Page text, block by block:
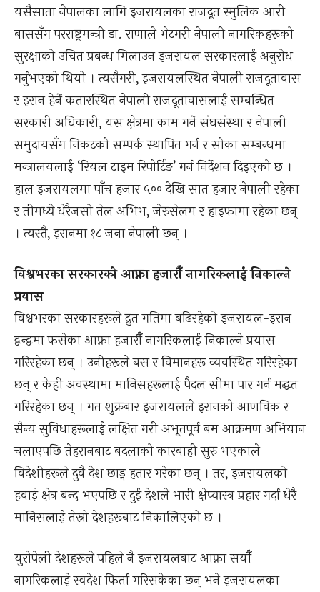
यसैसाता नेपालका लागि इजरायलका राजदूत स्मुलिक आरी
बाससँग परराष्ट्रमन्त्री डा. राणाले भेटगरी नेपाली नागरिकहरूको
सुरक्षाको उचित प्रबन्ध मिलाउन इजरायल सरकारलाई अनुरोध
गर्नुभएको थियो । त्यसैगरी, इजरायलस्थित नेपाली राजदूतावास
र इरान हेर्ने कतारस्थित नेपाली राजदूतावासलाई सम्बन्धित
सरकारी अधिकारी, यस क्षेत्रमा काम गर्ने संघसंस्था र नेपाली
समुदायसँग निकटको सम्पर्क स्थापित गर्न र सोका सम्बन्धमा
मन्त्रालयलाई ‘रियल टाइम रिपोर्टिङ’ गर्न निर्देशन दिइएको छ ।
हाल इजरायलमा पाँच हजार ५०० देखि सात हजार नेपाली रहेका
र तीमध्ये धेरैजसो तेल अभिभ, जेरुसेलम र हाइफामा रहेका छन्
। त्यस्तै, इरानमा १८ जना नेपाली छन् ।
विश्वभरका सरकारको आफ्ना हजारौँ नागरिकलाई निकाल्ने
प्रयास
विश्वभरका सरकारहरूले द्रुत गतिमा बढिरहेको इजरायल-इरान
द्वन्द्वमा फसेका आफ्ना हजारौँ नागरिकलाई निकाल्ने प्रयास
गरिरहेका छन् । उनीहरूले बस र विमानहरू व्यवस्थित गरिरहेका
छन् र केही अवस्थामा मानिसहरूलाई पैदल सीमा पार गर्न मद्धत
गरिरहेका छन् । गत शुक्रबार इजरायलले इरानको आणविक र
सैन्य सुविधाहरूलाई लक्षित गरी अभूतपूर्व बम आक्रमण अभियान
चलाएपछि तेहरानबाट बदलाको कारबाही सुरु भएकाले
विदेशीहरूले दुवै देश छाड्न हतार गरेका छन् । तर, इजरायलको
हवाई क्षेत्र बन्द भएपछि र दुई देशले भारी क्षेप्यास्त्र प्रहार गर्दा धेरै
मानिसलाई तेस्रो देशहरूबाट निकालिएको छ ।
युरोपेली देशहरूले पहिले नै इजरायलबाट आफ्ना सयौँ
नागरिकलाई स्वदेश फिर्ता गरिसकेका छन् भने इजरायलका